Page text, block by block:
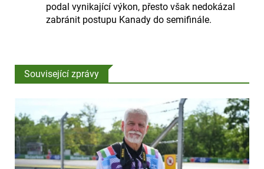
podal vynikající výkon, přesto však nedokázal
zabránit postupu Kanady do semifinále.
Související zprávy